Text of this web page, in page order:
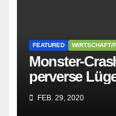
FEATURED WIRTSCHAFT/
Monster-
perverse
Sozialisten in
FEB. 29, 2020